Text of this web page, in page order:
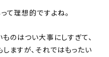
て理想的ですよね。
のはつい大事にしすぎて、
ますが、それではもったい